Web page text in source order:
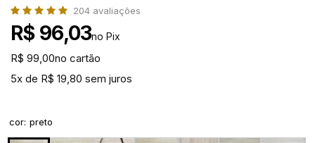
204 avaliações
R$ 96,03no Pix
R$ 99,00no cartão
5x de R$ 19,80 sem juros
cor: preto